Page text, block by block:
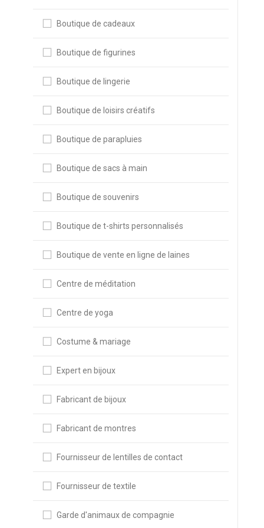
Boutique de cadeaux
Boutique de figurines
Boutique de lingerie
Boutique de loisirs créatifs
Boutique de parapluies
Boutique de sacs à main
Boutique de souvenirs
Boutique de t-shirts personnalisés
Boutique de vente en ligne de laines
Centre de méditation
Centre de yoga
Costume & mariage
Expert en bijoux
Fabricant de bijoux
Fabricant de montres
Fournisseur de lentilles de contact
Fournisseur de textile
Garde d'animaux de compagnie